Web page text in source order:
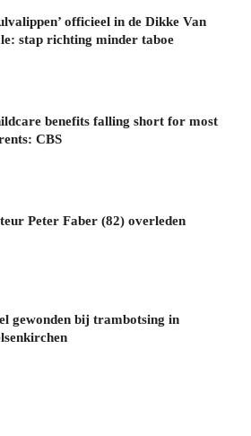
officieel in de Dikke Van
stap richting minder taboe
benefits falling short for most
CBS
Peter Faber (82) overleden
gewonden bij trambotsing in